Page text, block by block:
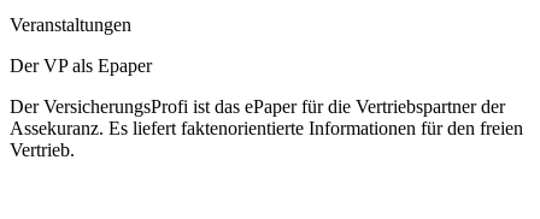
Veranstaltungen
Der VP als Epaper
Der VersicherungsProfi ist das ePaper für die Vertriebspartner der
Assekuranz. Es liefert faktenorientierte Informationen für den freien
Vertrieb.